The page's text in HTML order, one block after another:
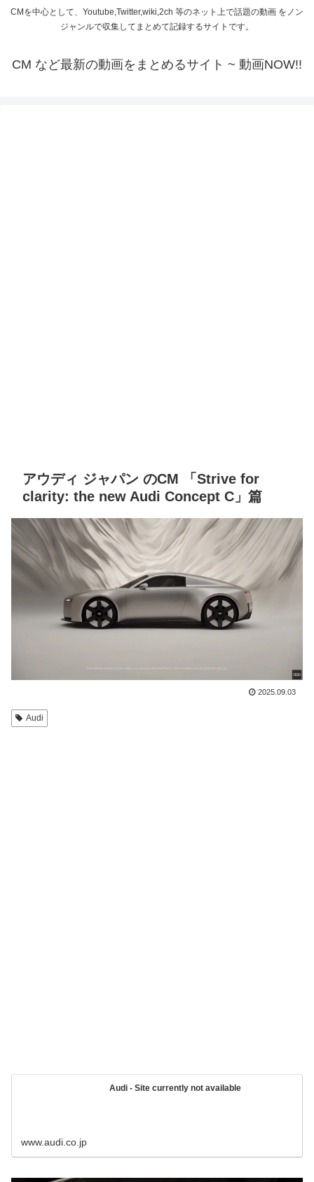
CMを中心として、Youtube,Twitter,wiki,2ch 等のネット上で話題の動画 をノン
ジャンルで収集してまとめて記録するサイトです。
CM など最新の動画をまとめるサイト ~ 動画NOW!!
アウディ ジャパン のCM 「Strive for
clarity: the new Audi Concept C」篇
2025.09.03
Audi
Audi - Site currently not available
www.audi.co.jp